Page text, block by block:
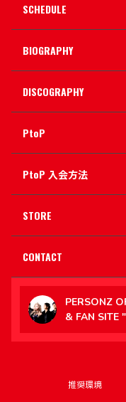
SCHEDULE
BIOGRAPHY
DISCOGRAPHY
PtoP
PtoP 入会方法
STORE
CONTACT
PERSONZ
& FAN SITE
PERSONZ
推奨環境